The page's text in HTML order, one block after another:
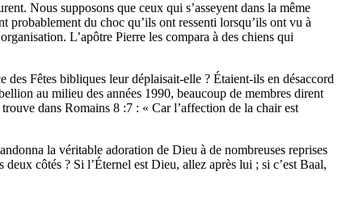
Nous supposons que ceux qui s’asseyent dans la même
probablement du choc qu’ils ont ressenti lorsqu’ils ont vu à
L’apôtre Pierre les compara à des chiens qui
Fêtes bibliques leur déplaisait-elle ? Étaient-ils en désaccord
au milieu des années 1990, beaucoup de membres dirent
dans Romains 8 :7 : « Car l’affection de la chair est
la véritable adoration de Dieu à de nombreuses reprises
côtés ? Si l’Éternel est Dieu, allez après lui ; si c’est Baal,